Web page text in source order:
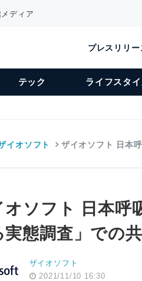
ディア
プレスリリ
テック ライフスタ
イオソフト ザイオソフト 日本
オソフト 日本呼
実態調査」での
ザイオソフト
2021/11/10 16:30